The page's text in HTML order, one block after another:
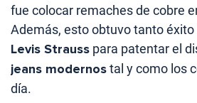
fue colocar remaches de cobre
Además, esto obtuvo tanto éxito
Levis Strauss para patentar el
jeans modernostal y como los
día.